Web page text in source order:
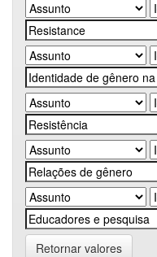
Retornar valores